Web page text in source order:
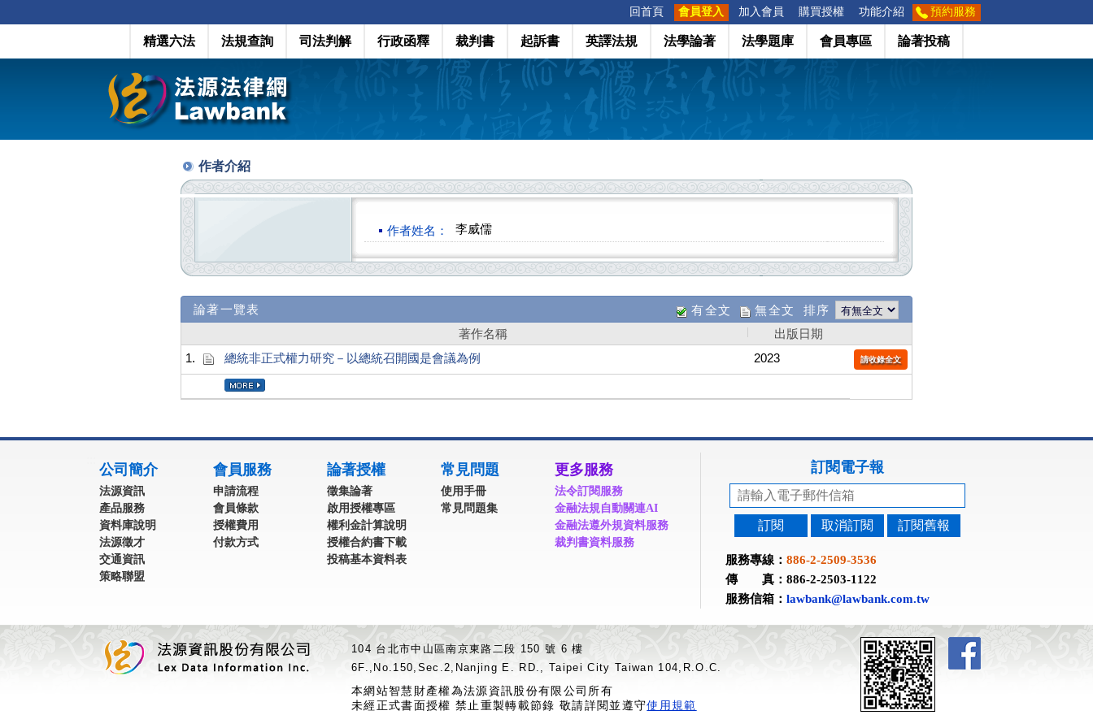
回首頁 會員登入 加入會員 購買授權 功能介紹 預約服務
精選六法 法規查詢 司法判解 行政函釋 裁判書 起訴書 英譯法規 法學論著 法學題庫 會員專區 論著投稿
作者介紹
作者姓名： 李威儒
論著一覽表 有全文 無全文 排序
著作名稱
出版日期
1.
總統非正式權力研究－以總統召開國是會議為例 2023 請收錄全文
公司簡介
法源資訊
產品服務
資料庫說明
法源徵才
交通資訊
策略聯盟
會員服務
申請流程
會員條款
授權費用
付款方式
論著授權
徵集論著
啟用授權專區
權利金計算說明
授權合約書下載
投稿基本資料表
常見問題
使用手冊
常見問題集
更多服務
法令訂閱服務
金融法規自動關連AI
金融法遵外規資料服務
裁判書資料服務
訂閱電子報
訂閱 取消訂閱 訂閱舊報
服務專線： 886-2-2509-3536
傳 真：886-2-2503-1122
服務信箱： lawbank@lawbank.com.tw
104 台北市中山區南京東路二段 150 號 6 樓
6F.,No.150,Sec.2,Nanjing E. RD., Taipei City Taiwan 104,R.O.C.
本網站智慧財產權為法源資訊股份有限公司所有
未經正式書面授權 禁止重製轉載節錄 敬請詳閱並遵守使用規範